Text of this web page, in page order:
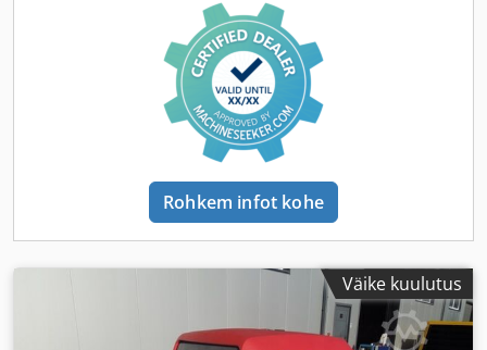
Rohkem infot kohe
Väike kuulutus